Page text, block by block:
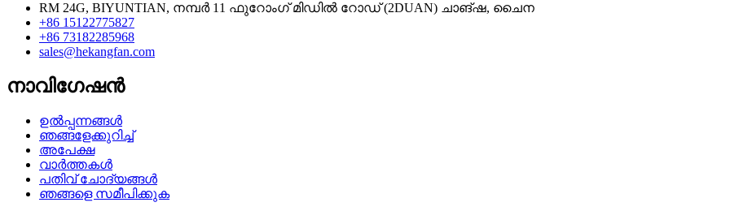
RM 24G, BIYUNTIAN, നമ്പർ 11 ഫുറോംഗ് മിഡിൽ റോഡ് (2DUAN) ചാങ്ഷ, ചൈന
+86 15122775827
+86 73182285968
sales@hekangfan.com
നാവിഗേഷൻ
ഉൽപ്പന്നങ്ങൾ
ഞങ്ങളേക്കുറിച്ച്
അപേക്ഷ
വാർത്തകൾ
പതിവ് ചോദ്യങ്ങൾ
ഞങ്ങളെ സമീപിക്കുക